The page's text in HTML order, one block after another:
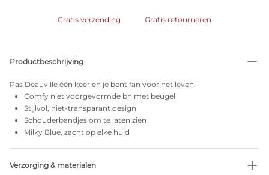
Gratis verzending Gratis retourneren
Productbeschrijving
Pas Deauville één keer en je bent fan voor het leven.
Comfy niet voorgevormde bh met beugel
Stijlvol, niet-transparant design
Schouderbandjes om te laten zien
Milky Blue, zacht op elke huid
Verzorging & materialen